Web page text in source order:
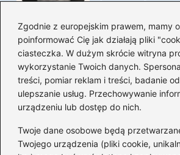
Zgodnie z europejskim prawem, mamy
poinformować Cię jak działają pliki
ciasteczka. W dużym skrócie witryna
wykorzystanie Twoich danych.
treści, pomiar reklam i treści, badanie
ulepszanie usług. Przechowywanie
urządzeniu lub dostęp do nich.
Twoje dane osobowe będą
Twojego urządzenia (pliki cookie,
Magiczne
autora
Puchatku
Odkryj inne
„Jaś i